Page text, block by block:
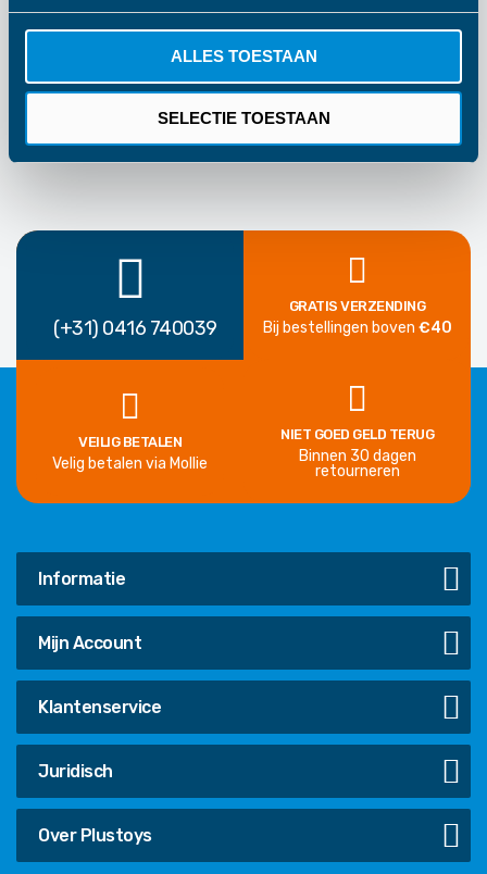
ALLES TOESTAAN
SELECTIE TOESTAAN
Kleurrijk
1 Jaar Fabrieksgarantie
(+31) 0416 740039
GRATIS VERZENDING
Bij bestellingen boven €40
VEILIG BETALEN
Velig betalen via Mollie
NIET GOED GELD TERUG
Binnen 30 dagen
retourneren
Informatie
Mijn Account
Klantenservice
Juridisch
Over Plustoys